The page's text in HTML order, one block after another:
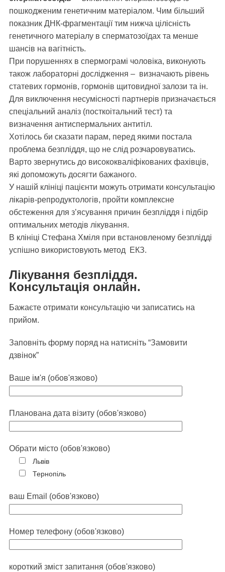
пошкодженим генетичним матеріалом. Чим більший
показник ДНК-фрагментації тим нижча цілісність
генетичного матеріалу в сперматозоїдах та менше
шансів на вагітність.
При порушеннях в спермограмі чоловіка, виконують
також лабораторні дослідження – визначають рівень
статевих гормонів, гормонів щитовидної залози та ін.
Для виключення несумісності партнерів призначається
спеціальний аналіз (посткоітальний тест) та
визначення антиспермальних антитіл.
Хотілось би сказати парам, перед якими постала
проблема безпліддя, що не слід розчаровуватись.
Варто звернутись до висококваліфікованих фахівців,
які допоможуть досягти бажаного.
У нашій клініці пацієнти можуть отримати консультацію
лікарів-репродуктологів, пройти комплексне
обстеження для з’ясування причин безпліддя і підбір
оптимальних методів лікування.
В клініці Стефана Хміля при встановленому безплідді
успішно використовують метод
ЕКЗ.
Лікування безпліддя.
Консультація онлайн.
Бажаєте отримати консультацію чи записатись на
прийом.
Заповніть форму поряд на натисніть “Замовити
дзвінок”
Ваше ім'я (обов'язково)
Планована дата візиту (обов'язково)
Обрати місто (обов'язково)
Львів
Тернопіль
ваш Email (обов'язково)
Номер телефону (обов'язково)
короткий зміст запитання (обов'язково)